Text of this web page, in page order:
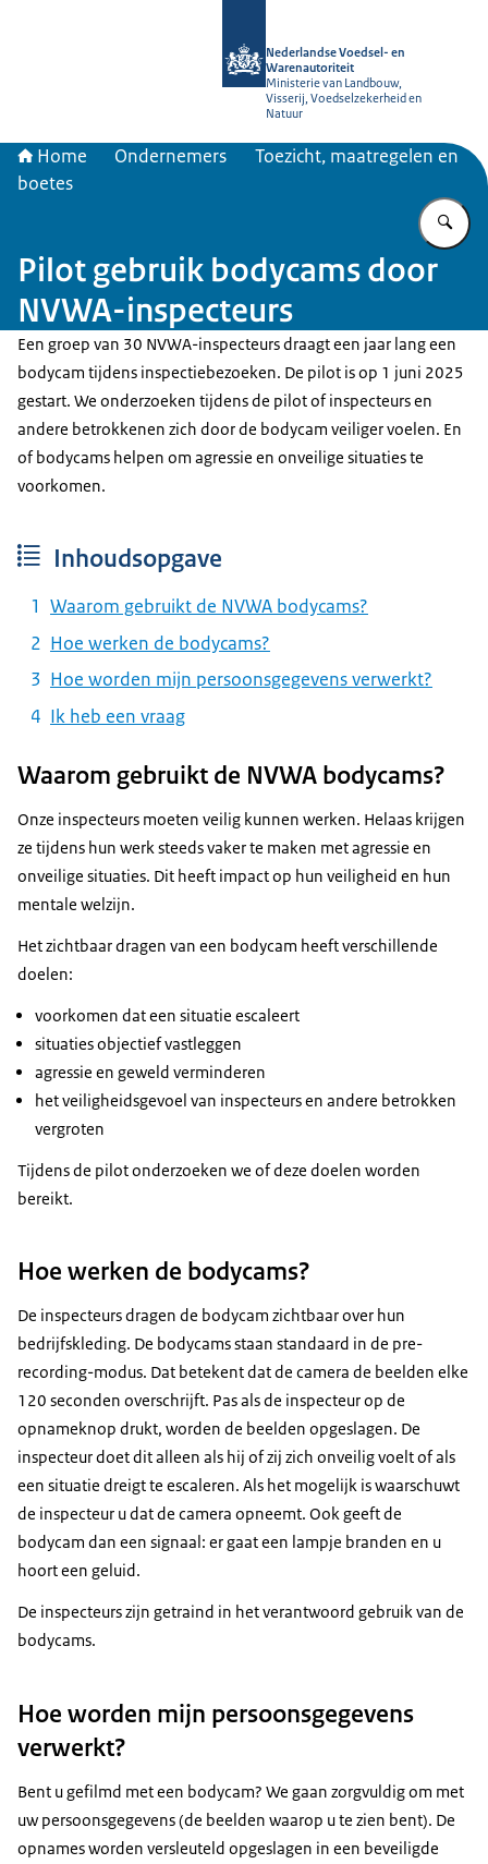
Nederlandse Voedsel- en
Warenautoriteit
Ministerie van Landbouw,
Visserij, Voedselzekerheid en
Natuur
Home Ondernemers
Toezicht, maatregelen en
boetes
Pilot gebruik bodycams door
NVWA-inspecteurs
Een groep van 30 NVWA-inspecteurs draagt een jaar lang een
bodycam tijdens inspectiebezoeken. De pilot is op 1 juni 2025
gestart. We onderzoeken tijdens de pilot of inspecteurs en
andere betrokkenen zich door de bodycam veiliger voelen. En
of bodycams helpen om agressie en onveilige situaties te
voorkomen.
Inhoudsopgave
Waarom gebruikt de NVWA bodycams?
Hoe werken de bodycams?
Hoe worden mijn persoonsgegevens verwerkt?
Ik heb een vraag
Waarom gebruikt de NVWA bodycams?
Onze inspecteurs moeten veilig kunnen werken. Helaas krijgen
ze tijdens hun werk steeds vaker te maken met agressie en
onveilige situaties. Dit heeft impact op hun veiligheid en hun
mentale welzijn.
Het zichtbaar dragen van een bodycam heeft verschillende
doelen:
voorkomen dat een situatie escaleert
situaties objectief vastleggen
agressie en geweld verminderen
het veiligheidsgevoel van inspecteurs en andere betrokken
vergroten
Tijdens de pilot onderzoeken we of deze doelen worden
bereikt.
Hoe werken de bodycams?
De inspecteurs dragen de bodycam zichtbaar over hun
bedrijfskleding. De bodycams staan standaard in de pre-
recording-modus. Dat betekent dat de camera de beelden elke
120 seconden overschrijft. Pas als de inspecteur op de
opnameknop drukt, worden de beelden opgeslagen. De
inspecteur doet dit alleen als hij of zij zich onveilig voelt of als
een situatie dreigt te escaleren. Als het mogelijk is waarschuwt
de inspecteur u dat de camera opneemt. Ook geeft de
bodycam dan een signaal: er gaat een lampje branden en u
hoort een geluid.
De inspecteurs zijn getraind in het verantwoord gebruik van de
bodycams.
Hoe worden mijn persoonsgegevens
verwerkt?
Bent u gefilmd met een bodycam? We gaan zorgvuldig om met
uw persoonsgegevens (de beelden waarop u te zien bent). De
opnames worden versleuteld opgeslagen in een beveiligde